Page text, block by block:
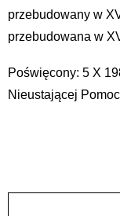
przebudowany w
przebudowana w
Poświęcony: 5 X
Nieustającej